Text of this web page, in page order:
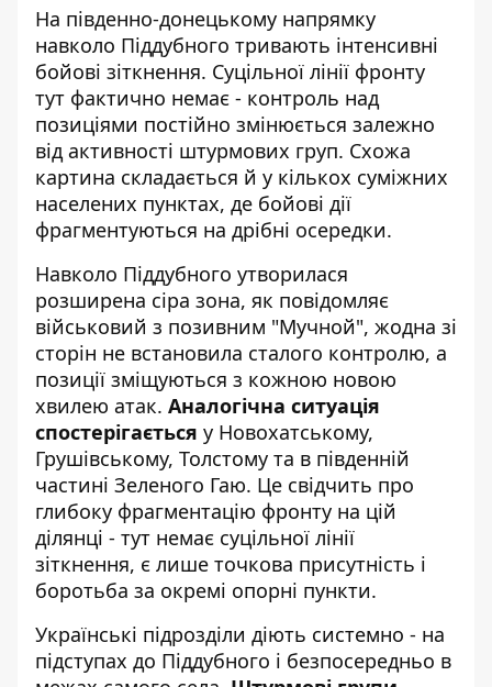
На південно-донецькому напрямку
навколо Піддубного тривають інтенсивні
бойові зіткнення. Суцільної лінії фронту
тут фактично немає - контроль над
позиціями постійно змінюється залежно
від активності штурмових груп. Схожа
картина складається й у кількох суміжних
населених пунктах, де бойові дії
фрагментуються на дрібні осередки.
Навколо Піддубного утворилася
розширена сіра зона, як повідомляє
військовий з позивним "Мучной", жодна зі
сторін не встановила сталого контролю, а
позиції зміщуються з кожною новою
хвилею атак. Аналогічна ситуація
спостерігається у Новохатському,
Грушівському, Толстому та в південній
частині Зеленого Гаю. Це свідчить про
глибоку фрагментацію фронту на цій
ділянці - тут немає суцільної лінії
зіткнення, є лише точкова присутність і
боротьба за окремі опорні пункти.
Українські підрозділи діють системно - на
підступах до Піддубного і безпосередньо в